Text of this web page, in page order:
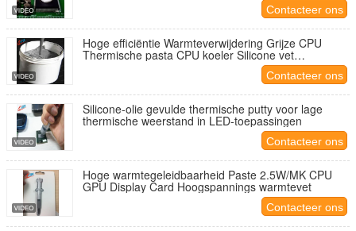
Contacteer ons
Hoge efficiëntie Warmteverwijdering Grijze CPU
Thermische pasta CPU koeler Silicone vet
Contacteer ons
Silicone-olie gevulde thermische putty voor lage
thermische weerstand in LED-toepassingen
Contacteer ons
Hoge warmtegeleidbaarheid Paste 2.5W/MK CPU
GPU Display Card Hoogspannings warmtevet
Contacteer ons